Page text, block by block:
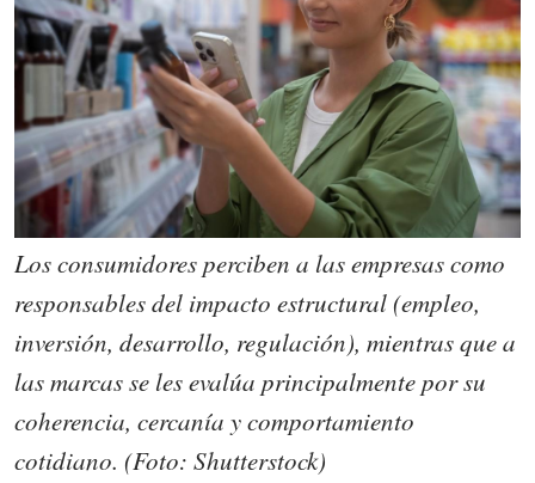
Los consumidores perciben a las empresas como
responsables del impacto estructural (empleo,
inversión, desarrollo, regulación), mientras que a
las marcas se les evalúa principalmente por su
coherencia, cercanía y comportamiento
cotidiano. (Foto: Shutterstock)